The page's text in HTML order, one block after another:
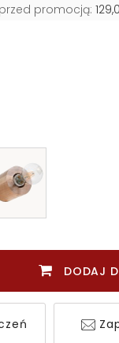
promocją:
DODAJ